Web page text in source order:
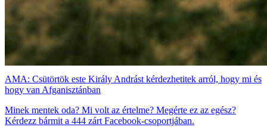
AMA: Csütörtök este Király Andrást kérdezhetitek arról, hogy mi és
hogy van Afganisztánban
Minek mentek oda? Mi volt az értelme? Megérte ez az egész?
Kérdezz bármit a 444 zárt Facebook-csoportjában.